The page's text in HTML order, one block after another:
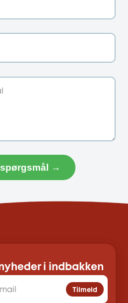
→
i indbakken
Tilmeld